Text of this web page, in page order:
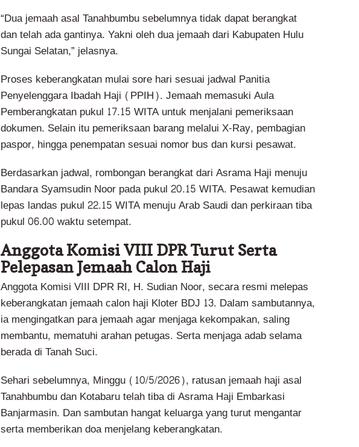
“Dua jemaah asal Tanahbumbu sebelumnya tidak dapat berangkat
dan telah ada gantinya. Yakni oleh dua jemaah dari Kabupaten Hulu
Sungai Selatan,” jelasnya.
Proses keberangkatan mulai sore hari sesuai jadwal Panitia
Penyelenggara Ibadah Haji (PPIH). Jemaah memasuki Aula
Pemberangkatan pukul 17.15 WITA untuk menjalani pemeriksaan
dokumen. Selain itu pemeriksaan barang melalui X-Ray, pembagian
paspor, hingga penempatan sesuai nomor bus dan kursi pesawat.
Berdasarkan jadwal, rombongan berangkat dari Asrama Haji menuju
Bandara Syamsudin Noor pada pukul 20.15 WITA. Pesawat kemudian
lepas landas pukul 22.15 WITA menuju Arab Saudi dan perkiraan tiba
pukul 06.00 waktu setempat.
Anggota Komisi VIII DPR Turut Serta
Pelepasan Jemaah Calon Haji
Anggota Komisi VIII DPR RI, H. Sudian Noor, secara resmi melepas
keberangkatan jemaah calon haji Kloter BDJ 13. Dalam sambutannya,
ia mengingatkan para jemaah agar menjaga kekompakan, saling
membantu, mematuhi arahan petugas. Serta menjaga adab selama
berada di Tanah Suci.
Sehari sebelumnya, Minggu (10/5/2026), ratusan jemaah haji asal
Tanahbumbu dan Kotabaru telah tiba di Asrama Haji Embarkasi
Banjarmasin. Dan sambutan hangat keluarga yang turut mengantar
serta memberikan doa menjelang keberangkatan.